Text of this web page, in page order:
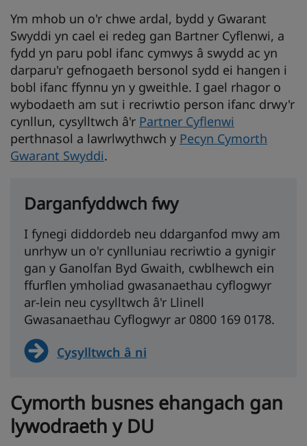
Ym mhob un o'r chwe ardal, bydd y Gwarant
Swyddi yn cael ei redeg gan Bartner Cyflenwi, a
fydd yn paru pobl ifanc cymwys â swydd ac yn
darparu'r gefnogaeth bersonol sydd ei hangen i
bobl ifanc ffynnu yn y gweithle. I gael rhagor o
wybodaeth am sut i recriwtio person ifanc drwy'r
cynllun, cysylltwch â'r Partner Cyflenwi
perthnasol a lawrlwythwch y Pecyn Cymorth
Gwarant Swyddi.
Darganfyddwch fwy
I fynegi diddordeb neu ddarganfod mwy am
unrhyw un o'r cynlluniau recriwtio a gynigir
gan y Ganolfan Byd Gwaith, cwblhewch ein
ffurflen ymholiad gwasanaethau cyflogwyr
ar-lein neu cysylltwch â'r Llinell
Gwasanaethau Cyflogwyr ar 0800 169 0178.
Cysylltwch â ni
Cymorth busnes ehangach gan
lywodraeth y DU